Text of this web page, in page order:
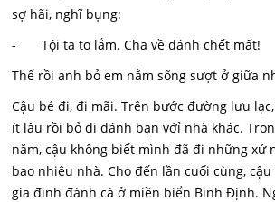
sợ hãi, nghĩ bụng:
- Tội ta to lắm. Cha về đánh chết mất!
Thế rồi anh bỏ em nằm sõng sượt ở giữa
Cậu bé đi, đi mãi. Trên bước đường lưu
ít lâu rồi bỏ đi đánh bạn vớỉ nhà khác.
năm, cậu không biết mình đã đi những xứ
bao nhiêu nhà. Cho đến lần cuối cùng,
gia đình đánh cá ở miền biển Bình Định.